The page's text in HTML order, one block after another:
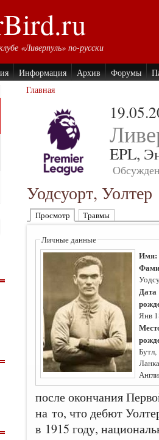
«Ливерпуль» по-русски
Информация Архив Форумы
Главная
EPL,
Уодсуорт, Уолтер
Просмотр Травмы
Личные данные
Дата
Янв
Бутл,
после окончания
на то, что дебют
в 1915 году,